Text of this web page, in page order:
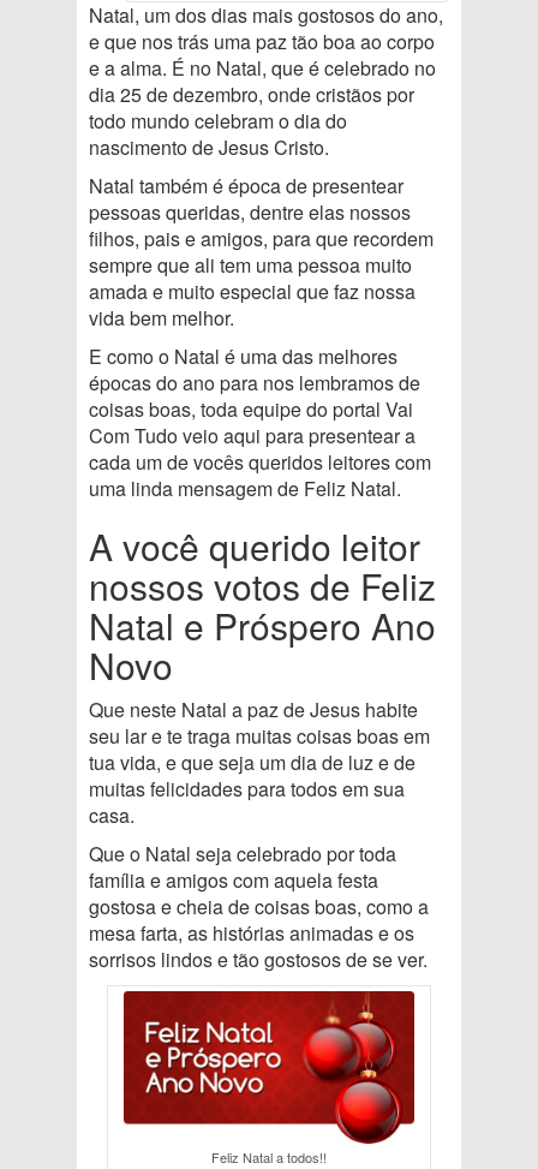
Natal, um dos dias mais gostosos do ano,
e que nos trás uma paz tão boa ao corpo
e a alma. É no Natal, que é celebrado no
dia 25 de dezembro, onde cristãos por
todo mundo celebram o dia do
nascimento de Jesus Cristo.
Natal também é época de presentear
pessoas queridas, dentre elas nossos
filhos, pais e amigos, para que recordem
sempre que ali tem uma pessoa muito
amada e muito especial que faz nossa
vida bem melhor.
E como o Natal é uma das melhores
épocas do ano para nos lembramos de
coisas boas, toda equipe do portal Vai
Com Tudo veio aqui para presentear a
cada um de vocês queridos leitores com
uma linda mensagem de Feliz Natal.
A você querido leitor
nossos votos de Feliz
Natal e Próspero Ano
Novo
Que neste Natal a paz de Jesus habite
seu lar e te traga muitas coisas boas em
tua vida, e que seja um dia de luz e de
muitas felicidades para todos em sua
casa.
Que o Natal seja celebrado por toda
família e amigos com aquela festa
gostosa e cheia de coisas boas, como a
mesa farta, as histórias animadas e os
sorrisos lindos e tão gostosos de se ver.
Feliz Natal a todos!!